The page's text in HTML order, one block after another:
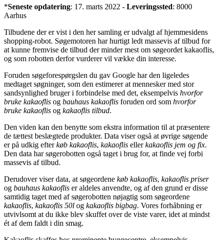
*Seneste opdatering: 17. marts 2022 - Leveringssted: 8000
Aarhus
Tilbudene der er vist i den her samling er udvalgt af hjemmesidens
shopping-robot. Søgemotoren har hurtigt ledt massevis af tilbud for
at kunne fremvise de tilbud der minder mest om søgeordet kakaoflis,
og som robotten derfor vurderer vil vække din interesse.
Foruden søgeforespørgslen du gav Google har den ligeledes
medtaget søgninger, som den estimerer at mennesker med stor
sandsynlighed bruger i forbindelse med det, eksempelvis hvorfor
bruke kakaoflis og bauhaus kakaoflis foruden ord som hvorfor
bruke kakaoflis og kakaoflis tilbud.
Den viden kan den benytte som ekstra information til at præsentere
de tættest beslægtede produkter. Data viser også at øvrige søgende
er på udkig efterkøb kakaoflis, kakaoflis ellerkakaoflis jem og fix.
Den data har søgerobotten også taget i brug for, at finde vej forbi
massevis af tilbud.
Derudover viser data, at søgeordene køb kakaoflis, kakaoflis priser
og bauhaus kakaoflis er aldeles anvendte, og af den grund er disse
samtidig taget med af søgerobotten nøjagtig som søgeordene
kakaoflis, kakaoflis 50l og kakaoflis bigbag. Vores forhåbning er
utvivlsomt at du ikke blev skuffet over de viste varer, idet at mindst
ét af dem faldt i din smag.